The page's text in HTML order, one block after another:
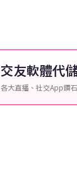
交友軟體代
各大直播、社交App鑽